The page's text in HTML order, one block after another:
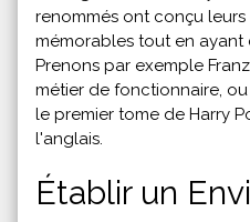
renommés ont conçu
mémorables tout en ayant
Prenons par exemple
métier de fonctionnaire,
le premier tome de Harry
l'anglais.
Établir un